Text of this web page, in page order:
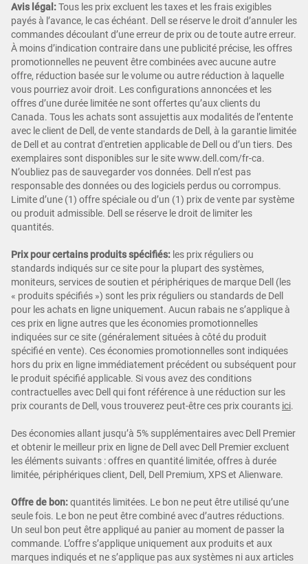
Avis légal:Tous les prix excluent les taxes et les frais exigibles
payés à l’avance, le cas échéant. Dell se réserve le droit d’annuler les
commandes découlant d’une erreur de prix ou de toute autre erreur.
À moins d’indication contraire dans une publicité précise, les offres
promotionnelles ne peuvent être combinées avec aucune autre
offre, réduction basée sur le volume ou autre réduction à laquelle
vous pourriez avoir droit. Les configurations annoncées et les
offres d’une durée limitée ne sont offertes qu’aux clients du
Canada. Tous les achats sont assujettis aux modalités de l’entente
avec le client de Dell, de vente standards de Dell, à la garantie limitée
de Dell et au contrat d'entretien applicable de Dell ou d’un tiers. Des
exemplaires sont disponibles sur le site www.dell.com/fr-ca.
N’oubliez pas de sauvegarder vos données. Dell n’est pas
responsable des données ou des logiciels perdus ou corrompus.
Limite d’une (1) offre spéciale ou d’un (1) prix de vente par système
ou produit admissible. Dell se réserve le droit de limiter les
quantités.
Prix pour certains produits spécifiés: les prix réguliers ou
standards indiqués sur ce site pour la plupart des systèmes,
moniteurs, services de soutien et périphériques de marque Dell (les
« produits spécifiés ») sont les prix réguliers ou standards de Dell
pour les achats en ligne uniquement. Aucun rabais ne s’applique à
ces prix en ligne autres que les économies promotionnelles
indiquées sur ce site (généralement situées à côté du produit
spécifié en vente). Ces économies promotionnelles sont indiquées
hors du prix en ligne immédiatement précédent ou subséquent pour
le produit spécifié applicable. Si vous avez des conditions
contractuelles avec Dell qui font référence à une réduction sur les
prix courants de Dell, vous trouverez peut-être ces prix courants ici.
Des économies allant jusqu’à 5% supplémentaires avec Dell Premier
et obtenir le meilleur prix en ligne de Dell avec Dell Premier excluent
les éléments suivants : offres en quantité limitée, offres à durée
limitée, périphériques client, Dell, Dell Premium, XPS et Alienware.
Offre de bon:quantités limitées. Le bon ne peut être utilisé qu’une
seule fois. Le bon ne peut être combiné avec d’autres réductions.
Un seul bon peut être appliqué au panier au moment de passer la
commande. L’offre s’applique uniquement aux produits et aux
marques indiqués et ne s’applique pas aux systèmes ni aux articles